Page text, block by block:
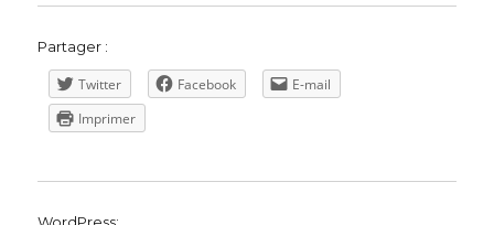
Partager :
Twitter Facebook
E-mail
Imprimer